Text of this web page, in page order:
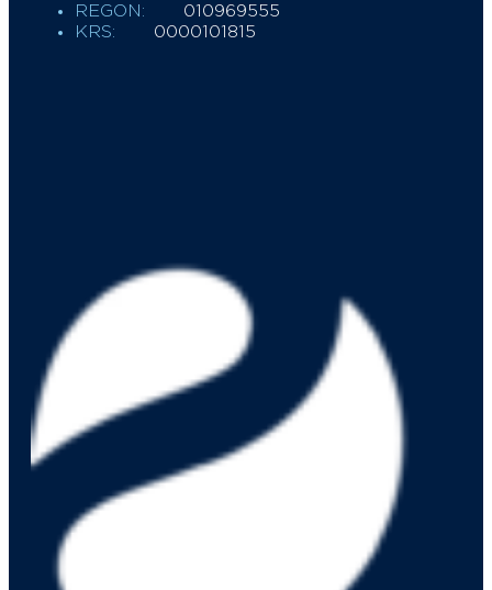
REGON:
010969555
KRS:
0000101815